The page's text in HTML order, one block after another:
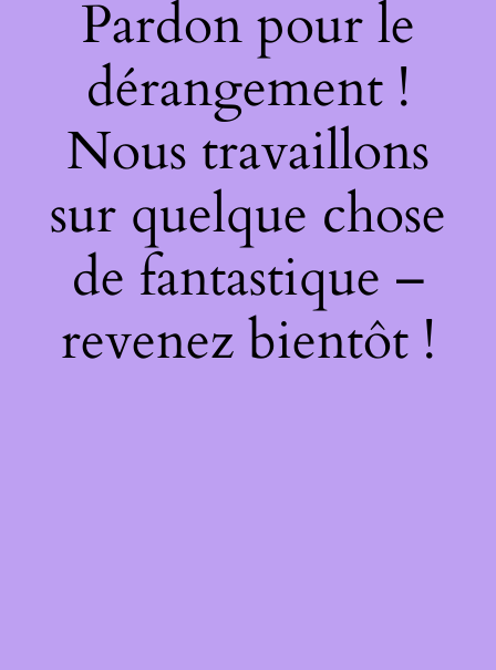
Pardon pour le
dérangement !
Nous travaillons
sur quelque chose
de fantastique –
revenez bientôt !